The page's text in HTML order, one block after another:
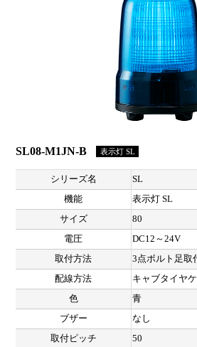
SL08-M1JN-B 表示灯 SL
シリーズ名
SL
機能
表示灯 SL
サイズ
80
電圧
DC12～24V
取付方法
3点ボルト足取
配線方法
キャブタイヤ
色
青
ブザー
なし
取付ピッチ
50